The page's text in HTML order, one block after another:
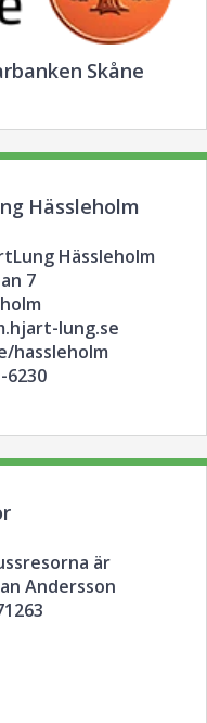
Skåne
Hässleholm
Hässleholm
7
lung.se
hassleholm
6230
är
Andersson